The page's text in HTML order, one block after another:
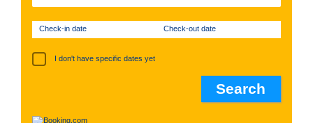
Check-in date Check-out date
I don't have specific dates yet